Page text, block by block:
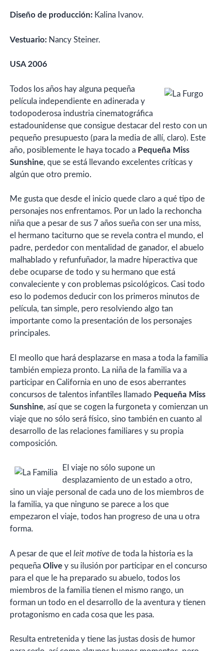
Diseño de producción: Kalina Ivanov.
Vestuario: Nancy Steiner.
USA 2006
Todos los años hay alguna pequeña
película independiente en adinerada y
todopoderosa industria cinematográfica
estadounidense que consigue destacar del resto con un
pequeño presupuesto (para la media de allí, claro). Este
año, posiblemente le haya tocado a Pequeña Miss
Sunshine, que se está llevando excelentes críticas y
algún que otro premio.
Me gusta que desde el inicio quede claro a qué tipo de
personajes nos enfrentamos. Por un lado la rechoncha
niña que a pesar de sus 7 años sueña con ser una miss,
el hermano taciturno que se revela contra el mundo, el
padre, perdedor con mentalidad de ganador, el abuelo
malhablado y refunfuñador, la madre hiperactiva que
debe ocuparse de todo y su hermano que está
convaleciente y con problemas psicológicos. Casi todo
eso lo podemos deducir con los primeros minutos de
película, tan simple, pero resolviendo algo tan
importante como la presentación de los personajes
principales.
El meollo que hará desplazarse en masa a toda la familia
también empieza pronto. La niña de la familia va a
participar en California en uno de esos aberrantes
concursos de talentos infantiles llamado Pequeña Miss
Sunshine, así que se cogen la furgoneta y comienzan un
viaje que no sólo será físico, sino también en cuanto al
desarrollo de las relaciones familiares y su propia
composición.
El viaje no sólo supone un
desplazamiento de un estado a otro,
sino un viaje personal de cada uno de los miembros de
la familia, ya que ninguno se parece a los que
empezaron el viaje, todos han progreso de una u otra
forma.
A pesar de que el leit motive de toda la historia es la
pequeña Olive y su ilusión por participar en el concurso
para el que le ha preparado su abuelo, todos los
miembros de la familia tienen el mismo rango, un
forman un todo en el desarrollo de la aventura y tienen
protagonismo en cada cosa que les pasa.
Resulta entretenida y tiene las justas dosis de humor